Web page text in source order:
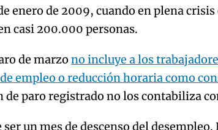
enero de 2009, cuando en plena
casi 200.000 personas.
de marzono incluye a los
empleo o reducción horaria como
paro registrado no los contabiliza
un mes de descenso del